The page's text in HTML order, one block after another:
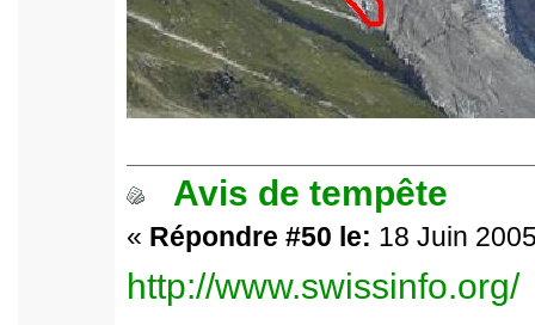
Avis de tempête
« Répondre #50 le: 18 Juin
http://www.swissinfo.org/